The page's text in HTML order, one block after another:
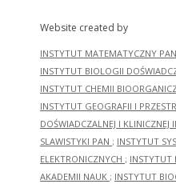
Website created by
INSTYTUT MATEMATYCZNY PAN
INSTYTUT BIOLOGII
INSTYTUT CHEMII
INSTYTUT GEOGRAFII I
DOŚWIADCZALNEJ I
SLAWISTYKI PAN ; INSTYTUT
ELEKTRONICZNYCH ; INSTYTUT
AKADEMII NAUK ; INSTYTUT